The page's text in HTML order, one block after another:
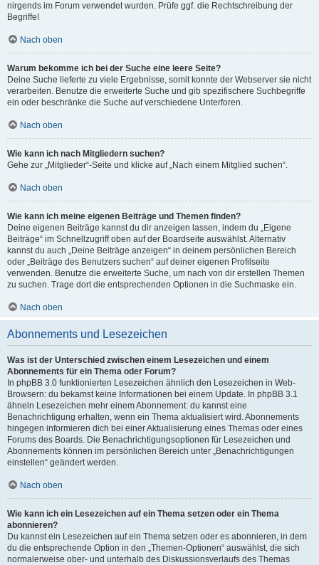
nirgends im Forum verwendet wurden. Prüfe ggf. die Rechtschreibung der
Begriffe!
Nach oben
Warum bekomme ich bei der Suche eine leere Seite?
Deine Suche lieferte zu viele Ergebnisse, somit konnte der Webserver sie nicht
verarbeiten. Benutze die erweiterte Suche und gib spezifischere Suchbegriffe
ein oder beschränke die Suche auf verschiedene Unterforen.
Nach oben
Wie kann ich nach Mitgliedern suchen?
Gehe zur „Mitglieder“-Seite und klicke auf „Nach einem Mitglied suchen“.
Nach oben
Wie kann ich meine eigenen Beiträge und Themen finden?
Deine eigenen Beiträge kannst du dir anzeigen lassen, indem du „Eigene
Beiträge“ im Schnellzugriff oben auf der Boardseite auswählst. Alternativ
kannst du auch „Deine Beiträge anzeigen“ in deinem persönlichen Bereich
oder „Beiträge des Benutzers suchen“ auf deiner eigenen Profilseite
verwenden. Benutze die erweiterte Suche, um nach von dir erstellen Themen
zu suchen. Trage dort die entsprechenden Optionen in die Suchmaske ein.
Nach oben
Abonnements und Lesezeichen
Was ist der Unterschied zwischen einem Lesezeichen und einem
Abonnements für ein Thema oder Forum?
In phpBB 3.0 funktionierten Lesezeichen ähnlich den Lesezeichen in Web-
Browsern: du bekamst keine Informationen bei einem Update. In phpBB 3.1
ähneln Lesezeichen mehr einem Abonnement: du kannst eine
Benachrichtigung erhalten, wenn ein Thema aktualisiert wird. Abonnements
hingegen informieren dich bei einer Aktualisierung eines Themas oder eines
Forums des Boards. Die Benachrichtigungsoptionen für Lesezeichen und
Abonnements können im persönlichen Bereich unter „Benachrichtigungen
einstellen“ geändert werden.
Nach oben
Wie kann ich ein Lesezeichen auf ein Thema setzen oder ein Thema
abonnieren?
Du kannst ein Lesezeichen auf ein Thema setzen oder es abonnieren, in dem
du die entsprechende Option in den „Themen-Optionen“ auswählst, die sich
normalerweise ober- und unterhalb des Diskussionsverlaufs des Themas